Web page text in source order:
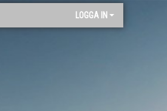
LOGGA IN